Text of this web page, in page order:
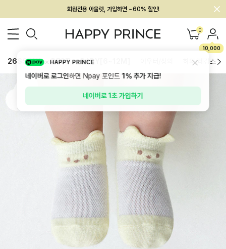
멤버십 최대 28,000원 혜택
0
10,000
26SS 신상 BEST BABY[6~12M] 하의/레깅스
HAPPY PRINCE
네이버로 로그인하면 Npay 포인트1%추가 지급!
네이버로 1초 가입하기